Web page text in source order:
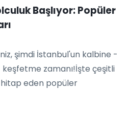
Başlıyor: Popüler
şimdi İstanbul'un kalbine -
zamanı!İşte çeşitli
eden popüler